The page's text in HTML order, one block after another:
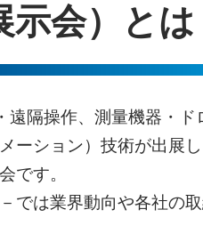
示会）とは
隔操作、測量機器・ド
ーション）技術が出展
です。
では業界動向や各社の